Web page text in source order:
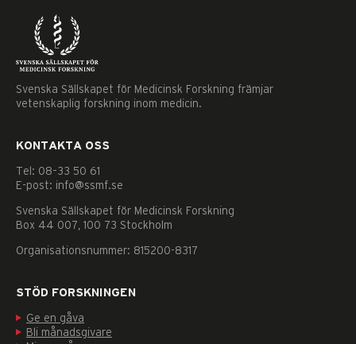
Svenska Sällskapet för Medicinsk Forskning främjar
vetenskaplig forskning inom medicin.
KONTAKTA OSS
Tel: 08–33 50 61
E-post: info@ssmf.se
Svenska Sällskapet för Medicinsk Forskning
Box 44 007, 100 73 Stockholm
Organisationsnummer: 815200-8317
STÖD FORSKNINGEN
Ge en gåva
Bli månadsgivare
Nödvändiga